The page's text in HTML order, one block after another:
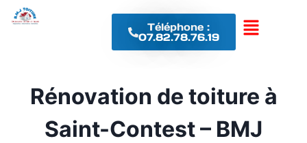
Téléphone :
07.82.78.76.19
Rénovation de toiture à
Saint-Contest – BMJ